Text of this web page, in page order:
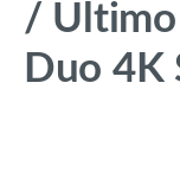
/
Duo 4K